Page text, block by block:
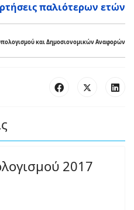
παλιότερων ετών
και Δημοσιονομικών Αναφορών
2017